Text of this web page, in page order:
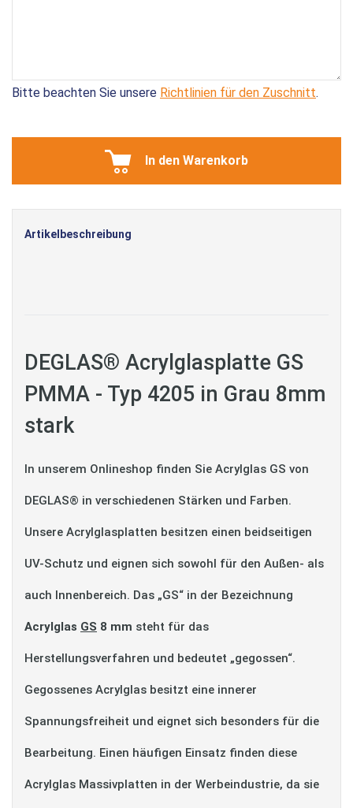
Bitte beachten Sie unsere Richtlinien für den Zuschnitt.
In den Warenkorb
Artikelbeschreibung
DEGLAS® Acrylglasplatte GS
PMMA - Typ 4205 in Grau 8mm
stark
In unserem Onlineshop finden Sie Acrylglas GS von
DEGLAS® in verschiedenen Stärken und Farben.
Unsere Acrylglasplatten besitzen einen beidseitigen
UV-Schutz und eignen sich sowohl für den Außen- als
auch Innenbereich. Das „GS“ in der Bezeichnung
Acrylglas GS 8 mm steht für das
Herstellungsverfahren und bedeutet „gegossen“.
Gegossenes Acrylglas besitzt eine innerer
Spannungsfreiheit und eignet sich besonders für die
Bearbeitung. Einen häufigen Einsatz finden diese
Acrylglas Massivplatten in der Werbeindustrie, da sie